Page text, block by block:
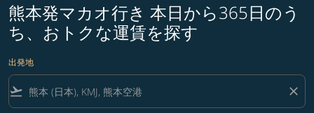
熊本発マカオ行き 本日から365日のう
ち、おトクな運賃を探す
出発地
flight_takeoff close